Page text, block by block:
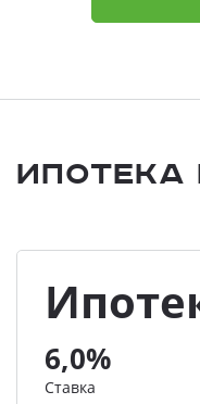
Ипотека
6,0%
Ставка